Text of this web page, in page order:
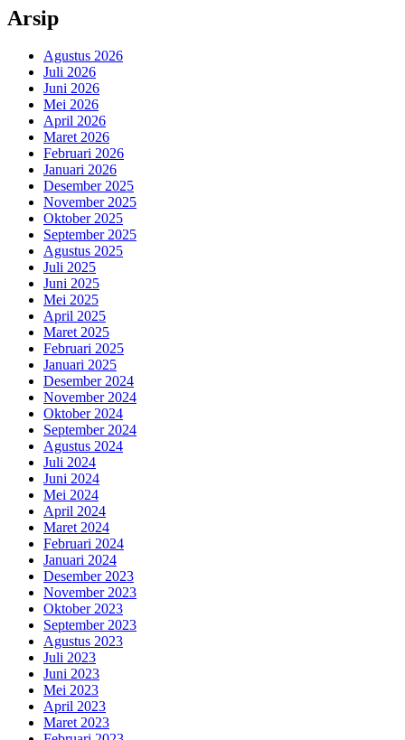
Arsip
Agustus 2026
Juli 2026
Juni 2026
Mei 2026
April 2026
Maret 2026
Februari 2026
Januari 2026
Desember 2025
November 2025
Oktober 2025
September 2025
Agustus 2025
Juli 2025
Juni 2025
Mei 2025
April 2025
Maret 2025
Februari 2025
Januari 2025
Desember 2024
November 2024
Oktober 2024
September 2024
Agustus 2024
Juli 2024
Juni 2024
Mei 2024
April 2024
Maret 2024
Februari 2024
Januari 2024
Desember 2023
November 2023
Oktober 2023
September 2023
Agustus 2023
Juli 2023
Juni 2023
Mei 2023
April 2023
Maret 2023